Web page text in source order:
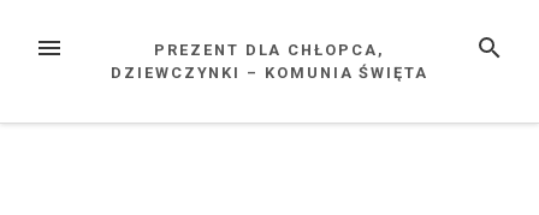
MENU SZUKAJ
PREZENT DLA CHŁOPCA,
DZIEWCZYNKI – KOMUNIA ŚWIĘTA